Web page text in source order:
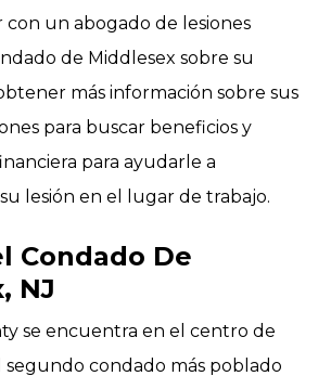
con un abogado de lesiones
de Middlesex sobre su
más información sobre sus
para buscar beneficios y
para ayudarle a
lesión en el lugar de trabajo.
Condado De
NJ
se encuentra en el centro de
segundo condado más poblado